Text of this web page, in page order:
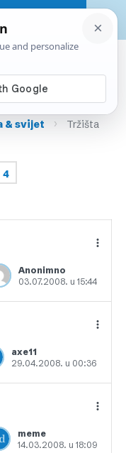
& svijet ›
Tržišta
4
Anonimno
03.07.2008. u 15:44
u favorite
axe11
29.04.2008. u 00:36
u favorite
meme
14.03.2008. u 18:09
u favorite